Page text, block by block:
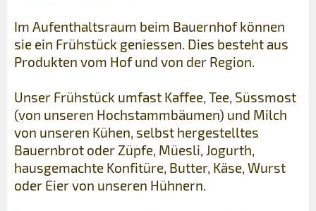
Im Aufenthaltsraum beim Bauernhof können
sie ein Frühstück geniessen. Dies besteht aus
Produkten vom Hof und von der Region.
Unser Frühstück umfast Kaffee, Tee, Süssmost
(von unseren Hochstammbäumen) und Milch
von unseren Kühen, selbst hergestelltes
Bauernbrot oder Züpfe, Müesli, Jogurth,
hausgemachte Konfitüre, Butter, Käse, Wurst
oder Eier von unseren Hühnern.